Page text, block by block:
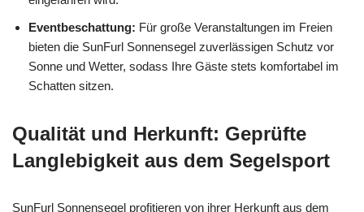
Eventbeschattung: Für große Veranstaltungen im Freien
bieten die SunFurl Sonnensegel zuverlässigen Schutz vor
Sonne und Wetter, sodass Ihre Gäste stets komfortabel im
Schatten sitzen.
Qualität und Herkunft: Geprüfte
Langlebigkeit aus dem Segelsport
SunFurl Sonnensegel profitieren von ihrer Herkunft aus dem